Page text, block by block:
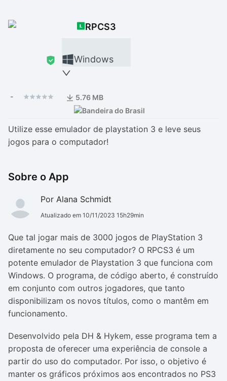
RPCS3
Windows
- 5.76 MB
Utilize esse emulador de playstation 3 e leve seus
jogos para o computador!
Sobre o App
Por Alana Schmidt
Atualizado em 10/11/2023 15h29min
Que tal jogar mais de 3000 jogos de PlayStation 3
diretamente no seu computador? O RPCS3 é um
potente emulador de Playstation 3 que funciona com
Windows. O programa, de código aberto, é construído
em conjunto com outros jogadores, que tanto
disponibilizam os novos títulos, como o mantêm em
funcionamento.
Desenvolvido pela DH & Hykem, esse programa tem a
proposta de oferecer uma experiência de console a
partir do uso do computador. Por isso, o objetivo é
manter os gráficos próximos aos encontrados no PS3